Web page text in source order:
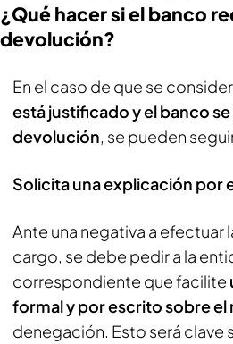
¿Qué hacer si el banco
devolución?
En el caso de que se
está justificado y el banco
devolución, se pueden
Solicita una explicación por
Ante una negativa a efectuar
cargo, se debe pedir a la
correspondiente que facilite
formal y por escrito sobre el
denegación. Esto será clave